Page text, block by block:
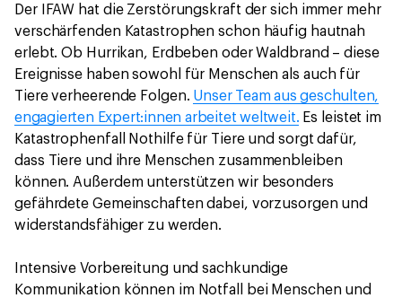
Der IFAW hat die Zerstörungskraft der sich immer mehr
verschärfenden Katastrophen schon häufig hautnah
erlebt. Ob Hurrikan, Erdbeben oder Waldbrand – diese
Ereignisse haben sowohl für Menschen als auch für
Tiere verheerende Folgen. Unser Team aus geschulten,
engagierten Expert:innen arbeitet weltweit. Es leistet im
Katastrophenfall Nothilfe für Tiere und sorgt dafür,
dass Tiere und ihre Menschen zusammenbleiben
können. Außerdem unterstützen wir besonders
gefährdete Gemeinschaften dabei, vorzusorgen und
widerstandsfähiger zu werden.
Intensive Vorbereitung und sachkundige
Kommunikation können im Notfall bei Menschen und